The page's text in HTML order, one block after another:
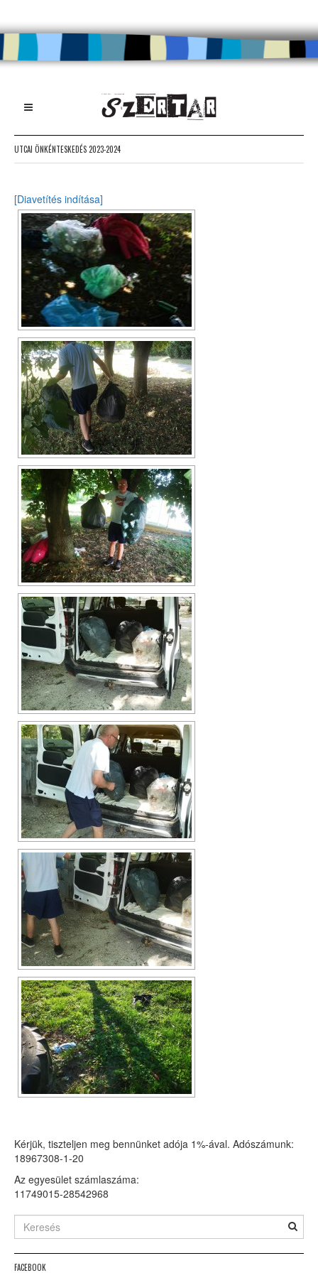
UTCAI ÖNKÉNTESKEDÉS 2023-2024
[Diavetítés indítása]
Kérjük, tiszteljen meg bennünket adója 1%-ával. Adószámunk:
18967308-1-20
Az egyesület számlaszáma:
11749015-28542968
FACEBOOK